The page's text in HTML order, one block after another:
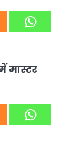
में मास्टर